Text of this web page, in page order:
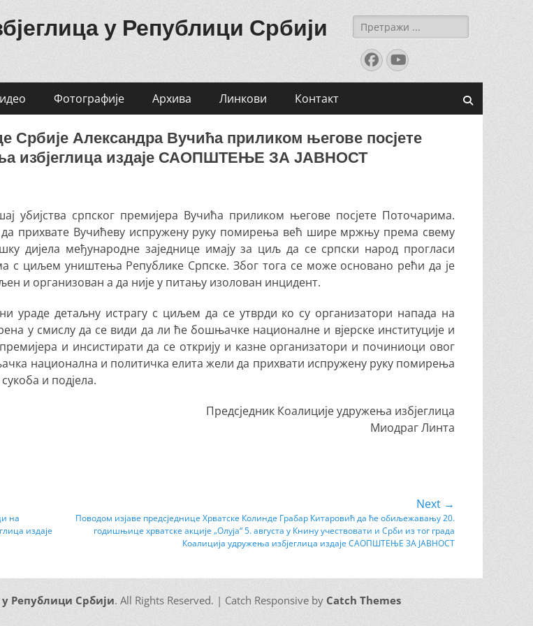
у Републици Србији
Search
for:
Facebook
YouTube
Фотографије Архива Линкови Контакт
Србије Александра Вучића приликом његове посјете
избјеглица издаје САОПШТЕЊЕ ЗА ЈАВНОСТ
убијства српског премијера Вучића приликом његове посјете Поточарима.
прихвате Вучићеву испружену руку помирења већ шире мржњу према свему
дијела међународне заједнице имају за циљ да се српски народ прогласи
с циљем уништења Републике Српске. Због тога се може основано рећи да је
и организован а да није у питању изолован инцидент.
ураде детаљну истрагу с циљем да се утврди ко су организатори напада на
у смислу да се види да ли ће бошњачке националне и вјерске институције и
и инсистирати да се открију и казне организатори и починиоци овог
национална и политичка елита жели да прихвати испружену руку помирења
и подјела.
Предсједник Коалиције удружења избјеглица
Миодраг Линта
на
издаје
Next →
Next
Поводом изјаве предсједнице Хрватске Колинде Грабар Китаровић да ће обиљежавању 20.
годишњице хрватске акције „Олуја“ 5. августа у Книну учествовати и Срби из тог града
Коалиција удружења избјеглица издаје САОПШТЕЊЕ ЗА ЈАВНОСТ
Републици Србији. All Rights Reserved. | Catch Responsive by Catch Themes